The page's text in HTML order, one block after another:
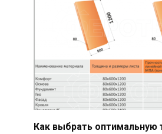
Как выбрать оптимальную